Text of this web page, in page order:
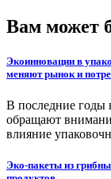
Вам может
Экоинновации в
меняют рынок и
В последние годы
обращают
влияние
Эко-пакеты из